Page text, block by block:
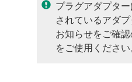
プラグアダプタ
されているアダ
お知らせをご確
をご使用ください